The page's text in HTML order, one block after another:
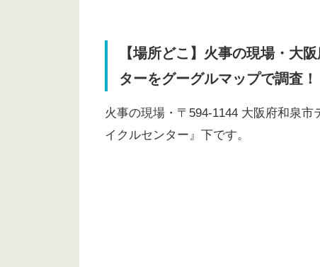
【場所どこ】火事の現場・大
ターをグーグルマップで調査！
火事の現場・〒594-1144 大阪府和泉
イクルセンター』下です。